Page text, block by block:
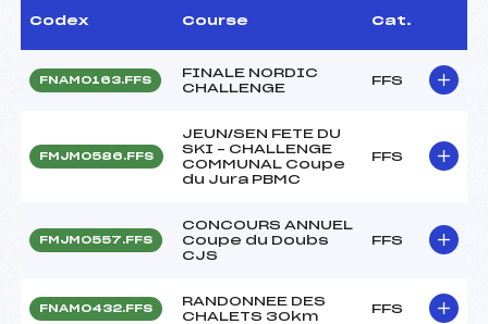
Codex Course Cat.
FNAM0163.FFS
FINALE NORDIC
CHALLENGE
FFS
FMJM0586.FFS
JEUN/SEN FETE DU
SKI – CHALLENGE
COMMUNAL Coupe
du Jura PBMC
FFS
FMJM0557.FFS
CONCOURS ANNUEL
Coupe du Doubs
CJS
FFS
FNAM0432.FFS
RANDONNEE DES
CHALETS 30km
FFS